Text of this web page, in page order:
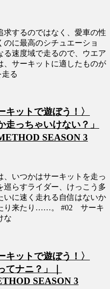
するのではなく、愛車の性
に最高のシチュエーショ
速度域で走るので、ウエア
、サーキットに適したものが
る
ットで遊ぼう！〉
走っちゃいけない？」
SEASON 3
、いつかはサーキットを走っ
らすライダー、けっこう多
に速く走れる自信はないか
り来たり……。 #02 サーキ
な
ットで遊ぼう！〉
てナニ？」｜
SEASON 3